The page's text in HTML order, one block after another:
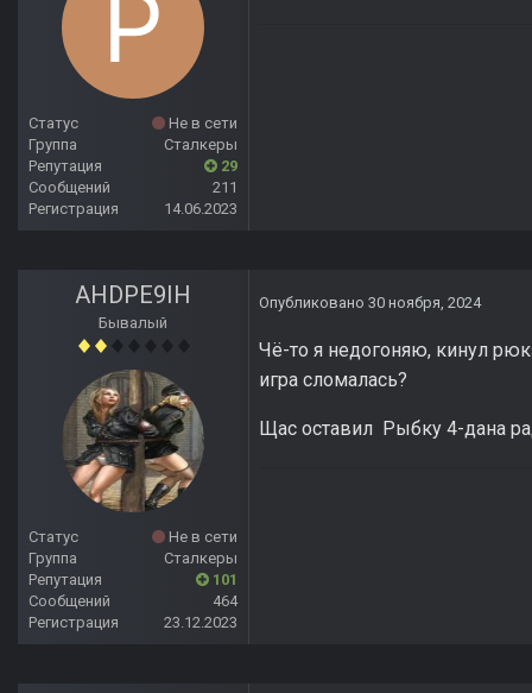
Статус
Не в сети
Группа
Сталкеры
Репутация
29
Сообщений
211
Регистрация
14.06.2023
AHDPE9IH
Бывалый
Статус
Не в сети
Группа
Сталкеры
Репутация
101
Сообщений
464
Регистрация
23.12.2023
Опубликовано 30 ноября, 2024
Чё-то я недогоняю, кинул
игра сломалась?
Щас оставил Рыбку 4-дана